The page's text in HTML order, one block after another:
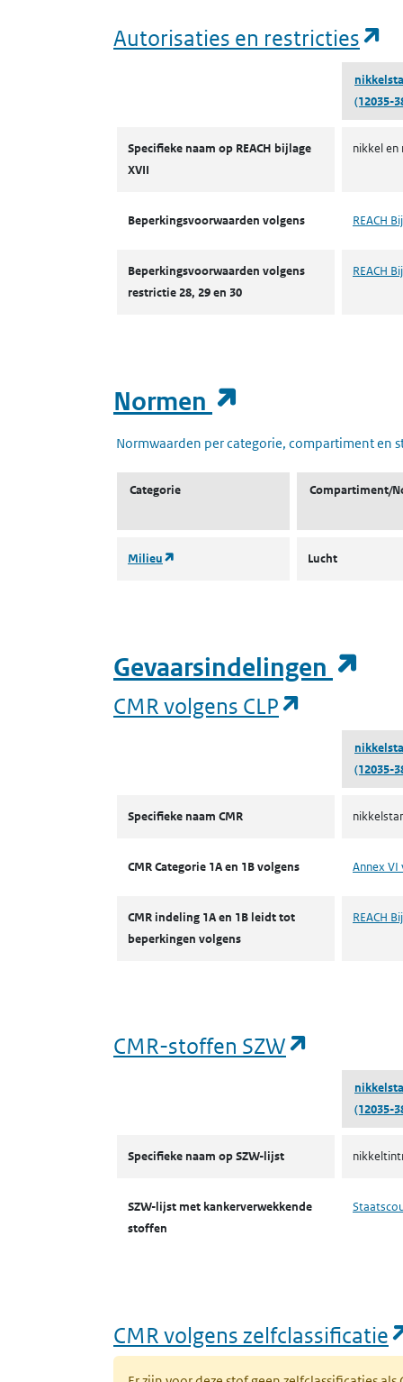
Autorisaties en restricties
(12035-
Specifieke naam op REACH bijlage
XVII
nikkel en
Beperkingsvoorwaarden volgens REACH
Beperkingsvoorwaarden volgens
restrictie 28, 29 en 30
REACH
Normen
Normwaarden per categorie, compartiment en
Categorie Compartiment/
Milieu (opent in een nieuw tabblad)
Lucht
Gevaarsindelingen
CMR volgens CLP
(12035-
Specifieke naam CMR
CMR Categorie 1A en 1B volgens Annex VI
CMR indeling 1A en 1B leidt tot
beperkingen volgens
REACH
CMR-stoffen SZW
(12035-
Specifieke naam op SZW-lijst
SZW-lijst met kankerverwekkende
stoffen
CMR volgens zelfclassificatie